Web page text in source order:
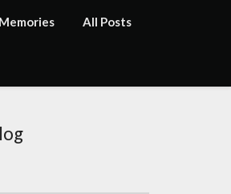
Memories All Posts